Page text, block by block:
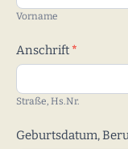
Vorname
Anschrift *
Straße,
Hs.Nr.
Straße, Hs.Nr.
Geburtsdatum,